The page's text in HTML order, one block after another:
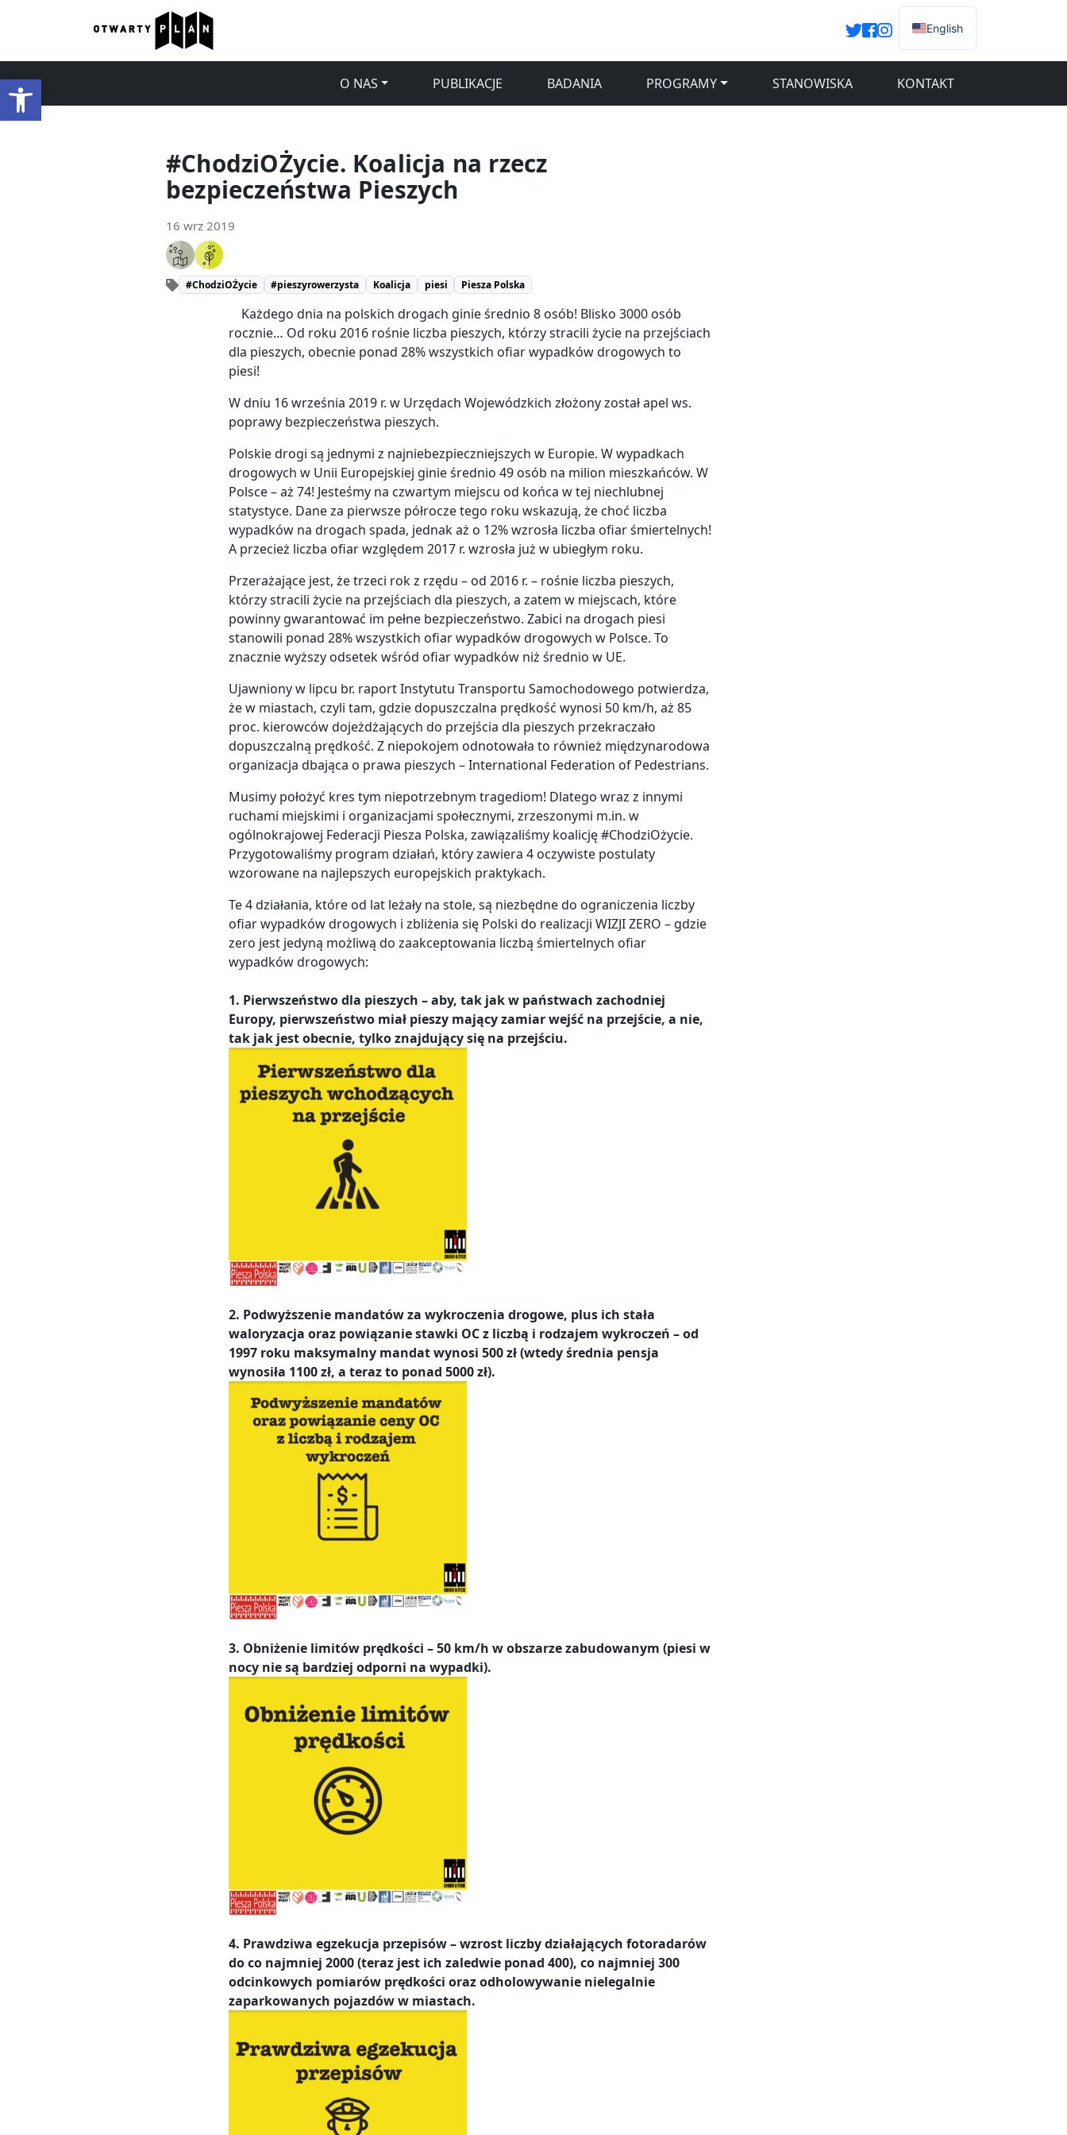
Otwórz pasek narzędzi
English
O NAS PUBLIKACJE BADANIA PROGRAMY STANOWISKA KONTAKT
#ChodziOŻycie. Koalicja na rzecz
bezpieczeństwa Pieszych
16 wrz 2019
#ChodziOŻycie #pieszyrowerzysta Koalicja piesi Piesza Polska
Każdego dnia na polskich drogach ginie średnio 8 osób! Blisko 3000 osób
rocznie… Od roku 2016 rośnie liczba pieszych, którzy stracili życie na przejściach
dla pieszych, obecnie ponad 28% wszystkich ofiar wypadków drogowych to
piesi!
W dniu 16 września 2019 r. w Urzędach Wojewódzkich złożony został apel ws.
poprawy bezpieczeństwa pieszych.
Polskie drogi są jednymi z najniebezpieczniejszych w Europie. W wypadkach
drogowych w Unii Europejskiej ginie średnio 49 osób na milion mieszkańców. W
Polsce – aż 74! Jesteśmy na czwartym miejscu od końca w tej niechlubnej
statystyce. Dane za pierwsze półrocze tego roku wskazują, że choć liczba
wypadków na drogach spada, jednak aż o 12% wzrosła liczba ofiar śmiertelnych!
A przecież liczba ofiar względem 2017 r. wzrosła już w ubiegłym roku.
Przerażające jest, że trzeci rok z rzędu – od 2016 r. – rośnie liczba pieszych,
którzy stracili życie na przejściach dla pieszych, a zatem w miejscach, które
powinny gwarantować im pełne bezpieczeństwo. Zabici na drogach piesi
stanowili ponad 28% wszystkich ofiar wypadków drogowych w Polsce. To
znacznie wyższy odsetek wśród ofiar wypadków niż średnio w UE.
Ujawniony w lipcu br. raport Instytutu Transportu Samochodowego potwierdza,
że w miastach, czyli tam, gdzie dopuszczalna prędkość wynosi 50 km/h, aż 85
proc. kierowców dojeżdżających do przejścia dla pieszych przekraczało
dopuszczalną prędkość. Z niepokojem odnotowała to również międzynarodowa
organizacja dbająca o prawa pieszych – International Federation of Pedestrians.
Musimy położyć kres tym niepotrzebnym tragediom! Dlatego wraz z innymi
ruchami miejskimi i organizacjami społecznymi, zrzeszonymi m.in. w
ogólnokrajowej Federacji Piesza Polska, zawiązaliśmy koalicję #ChodziOżycie.
Przygotowaliśmy program działań, który zawiera 4 oczywiste postulaty
wzorowane na najlepszych europejskich praktykach.
Te 4 działania, które od lat leżały na stole, są niezbędne do ograniczenia liczby
ofiar wypadków drogowych i zbliżenia się Polski do realizacji WIZJI ZERO – gdzie
zero jest jedyną możliwą do zaakceptowania liczbą śmiertelnych ofiar
wypadków drogowych:
1. Pierwszeństwo dla pieszych – aby, tak jak w państwach zachodniej
Europy, pierwszeństwo miał pieszy mający zamiar wejść na przejście, a nie,
tak jak jest obecnie, tylko znajdujący się na przejściu.
2. Podwyższenie mandatów za wykroczenia drogowe, plus ich stała
waloryzacja oraz powiązanie stawki OC z liczbą i rodzajem wykroczeń – od
1997 roku maksymalny mandat wynosi 500 zł (wtedy średnia pensja
wynosiła 1100 zł, a teraz to ponad 5000 zł).
3. Obniżenie limitów prędkości – 50 km/h w obszarze zabudowanym (piesi w
nocy nie są bardziej odporni na wypadki).
4. Prawdziwa egzekucja przepisów – wzrost liczby działających fotoradarów
do co najmniej 2000 (teraz jest ich zaledwie ponad 400), co najmniej 300
odcinkowych pomiarów prędkości oraz odholowywanie nielegalnie
zaparkowanych pojazdów w miastach.